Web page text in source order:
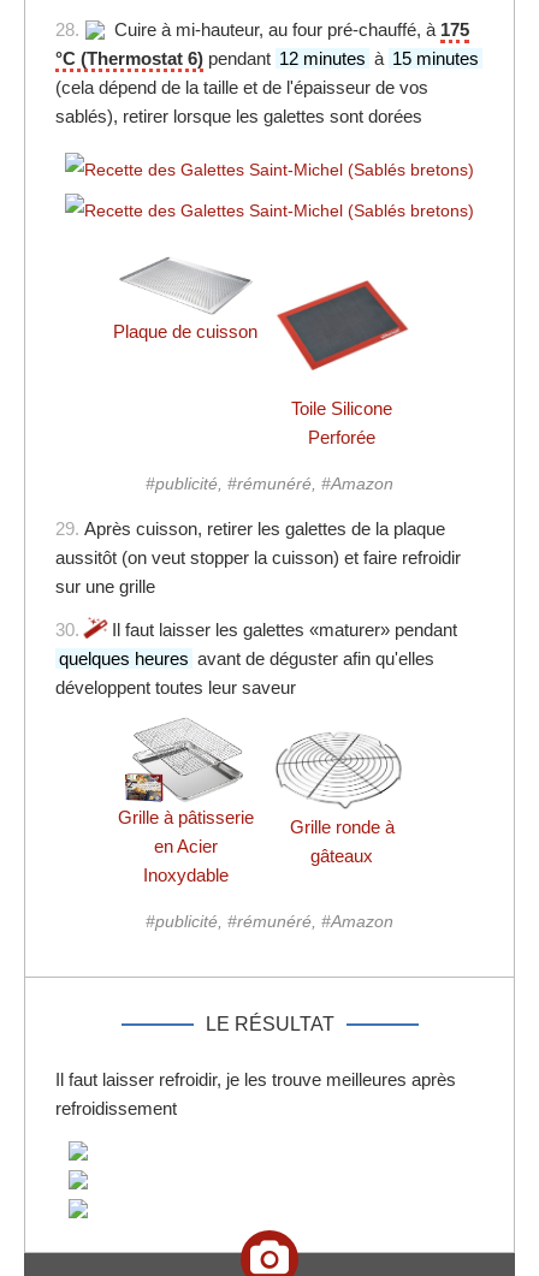
28. Cuire à mi-hauteur, au four pré-chauffé, à 175
°C (Thermostat 6) pendant 12 minutes à 15 minutes
(cela dépend de la taille et de l'épaisseur de vos
sablés), retirer lorsque les galettes sont dorées
Plaque de cuisson
Toile Silicone
Perforée
#publicité, #rémunéré, #Amazon
29. Après cuisson, retirer les galettes de la plaque
aussitôt (on veut stopper la cuisson) et faire refroidir
sur une grille
30.
Il faut laisser les galettes «maturer» pendant
quelques heures avant de déguster afin qu'elles
développent toutes leur saveur
Grille à pâtisserie
en Acier
Inoxydable
Grille ronde à
gâteaux
#publicité, #rémunéré, #Amazon
LE RÉSULTAT
Il faut laisser refroidir, je les trouve meilleures après
refroidissement